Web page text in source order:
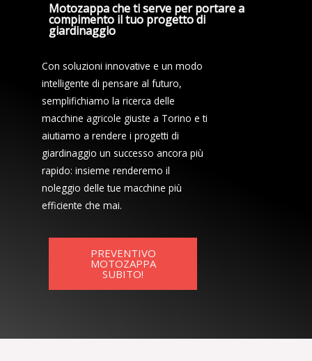
Motozappa che ti serve per portare a
compimento il tuo progetto di
giardinaggio
Con soluzioni innovative e un modo
intelligente di pensare al futuro,
semplifichiamo la ricerca delle
macchine agricole giuste a Torino e ti
aiutiamo a rendere i progetti di
giardinaggio un successo ancora più
rapido: insieme renderemo il
noleggio delle tue macchine più
efficiente che mai.
PREVENTIVO
MOTOZAPPA
SUBITO!